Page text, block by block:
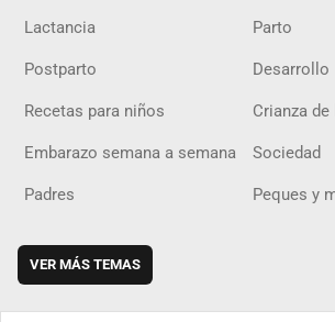
Lactancia Parto
Postparto Desarrollo
Recetas para niños Crianza
Embarazo semana a semana Sociedad
Padres Peques y
VER MÁS TEMAS